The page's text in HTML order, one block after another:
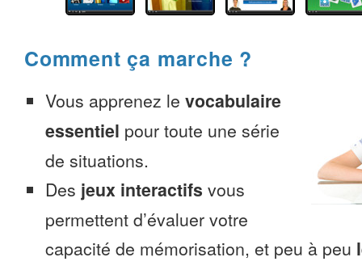
Comment ça marche ?
Vous apprenez le vocabulaire
essentiel pour toute une série
de situations.
Des jeux interactifs vous
permettent d’évaluer votre
capacité de mémorisation, et peu à peu